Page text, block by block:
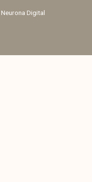
Neurona Digital